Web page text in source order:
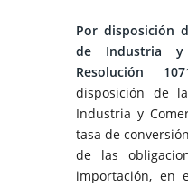
Por disposición
de Industria y
Resolución
disposición de
Industria y
tasa de
de las
importación, en